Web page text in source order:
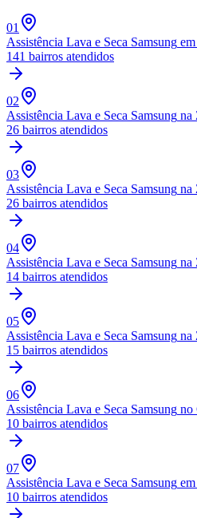
01
Assistência Lava e Seca Samsung
141 bairros atendidos
02
Assistência Lava e Seca Samsung na
26 bairros atendidos
03
Assistência Lava e Seca Samsung na
26 bairros atendidos
04
Assistência Lava e Seca Samsung na
14 bairros atendidos
05
Assistência Lava e Seca Samsung na
15 bairros atendidos
06
Assistência Lava e Seca Samsung no
10 bairros atendidos
07
Assistência Lava e Seca Samsung
10 bairros atendidos